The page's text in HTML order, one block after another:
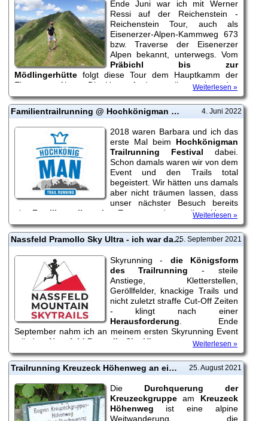
Ende Juni war ich mit Werner
Ressi auf der Reichenstein -
Reichenstein Tour, auch als
Eisenerzer-Alpen-Kammweg 673
bzw. Traverse der Eisenerzer
Alpen bekannt, unterwegs. Vom
Präbichl bis zur
Mödlingerhüttefolgt diese Tour dem Hauptkamm der
Eisenerzer Alpen. Die Herausforderung liegt neben den
Eckdaten von42 Kilometern und 3750 Hm+vor allem in
derfehlenden Infrastruktur.
Weiterlesen »
Familientrailrunning @ Hochkönigman 2022 4. Juni 2022
2018 waren Barbara und ich das
erste Mal beim Hochkönigman
Trailrunning Festival dabei.
Schon damals waren wir von dem
Event und den Trails total
begeistert. Wir hätten uns damals
aber nicht träumen lassen, dass
unser nächster Besuch bereits
ein Familientrailrunning-Event
werden sollte. Unsere
Tochter Sophie wollteerstmals Trailrunning-Event Luft
schnuppernund beim Easytrail, gemeinsam mit...
Weiterlesen »
Nassfeld Pramollo Sky Ultra - ich war dabei
25. September 2021
Skyrunning - die Königsform
des Trailrunning - steile
Anstiege, Kletterstellen,
Geröllfelder, knackige Trails und
nicht zuletzt straffe Cut-Off Zeiten
- klingt nach einer
Herausforderung . Ende
September nahm ich an meinem ersten Skyrunning Event
teil, dem Nassfeld Pramollo Sky Ultra Weiterlesen »
Trailrunning Kreuzeck Höhenweg an einem Tag 25. August 2021
Die Durchquerung der
Kreuzeckgruppeam Kreuzeck
Höhenweg ist eine alpine
Weitwanderung, die